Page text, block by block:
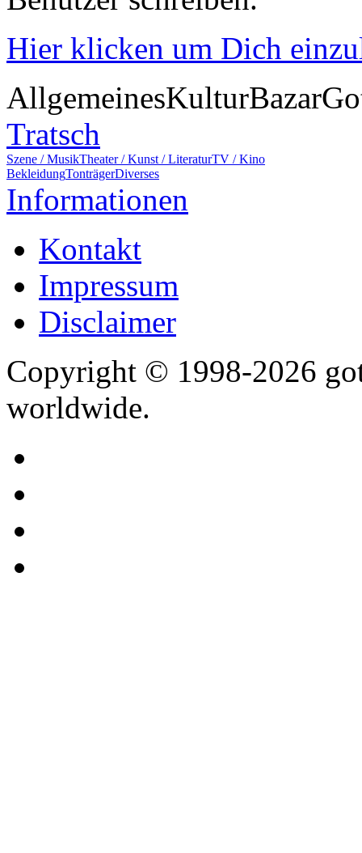
Hier klicken um Dich
AllgemeinesKulturBazar
Tratsch
Szene / MusikTheater / Kunst / LiteraturTV / Kino
BekleidungTonträgerDiverses
Informationen
Kontakt
Impressum
Disclaimer
Copyright © 1998-2026
worldwide.